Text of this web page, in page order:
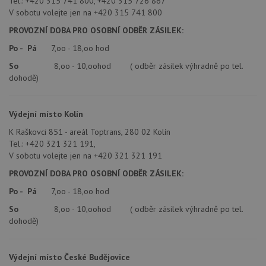
V sobotu volejte jen na +420 315 741 800
PROVOZNÍ DOBA PRO OSOBNÍ ODBĚR ZÁSILEK:
Po - Pá 7,oo - 18,oo hod
So 8,oo - 10,oohod ( odběr zásilek výhradně po tel.
dohodě)
Výdejní místo Kolín
K Raškovci 851 - areál Toptrans, 280 02 Kolín
Tel.: +420 321 321 191,
V sobotu volejte jen na +420 321 321 191
PROVOZNÍ DOBA PRO OSOBNÍ ODBĚR ZÁSILEK:
Po - Pá 7,oo - 18,oo hod
So 8,oo - 10,oohod ( odběr zásilek výhradně po tel.
dohodě)
Výdejní místo České Budějovice